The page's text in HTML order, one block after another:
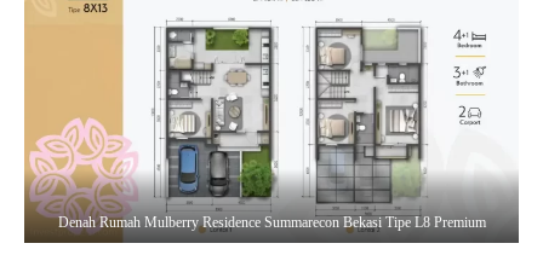
Denah Rumah Mulberry Residence Summarecon Bekasi Tipe L8 Premium